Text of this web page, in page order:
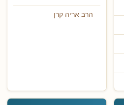
הרב אריה קרן